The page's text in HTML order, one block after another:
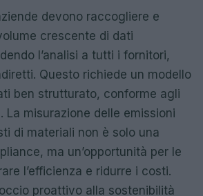
devono raccogliere e
crescente di dati
l’analisi a tutti i fornitori,
Questo richiede un modello
ben strutturato, conforme agli
La misurazione delle emissioni
di materiali non è solo una
ma un’opportunità per le
l’efficienza e ridurre i costi.
proattivo alla sostenibilità